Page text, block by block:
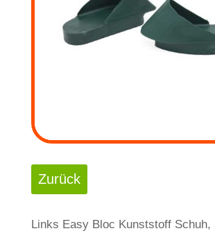
Links Easy Bloc Kunststoff Schuh,